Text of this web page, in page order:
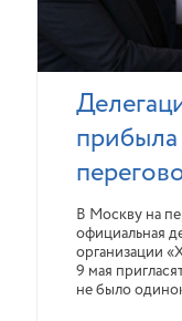
В Москву на
официальная
организации
9 мая
не было